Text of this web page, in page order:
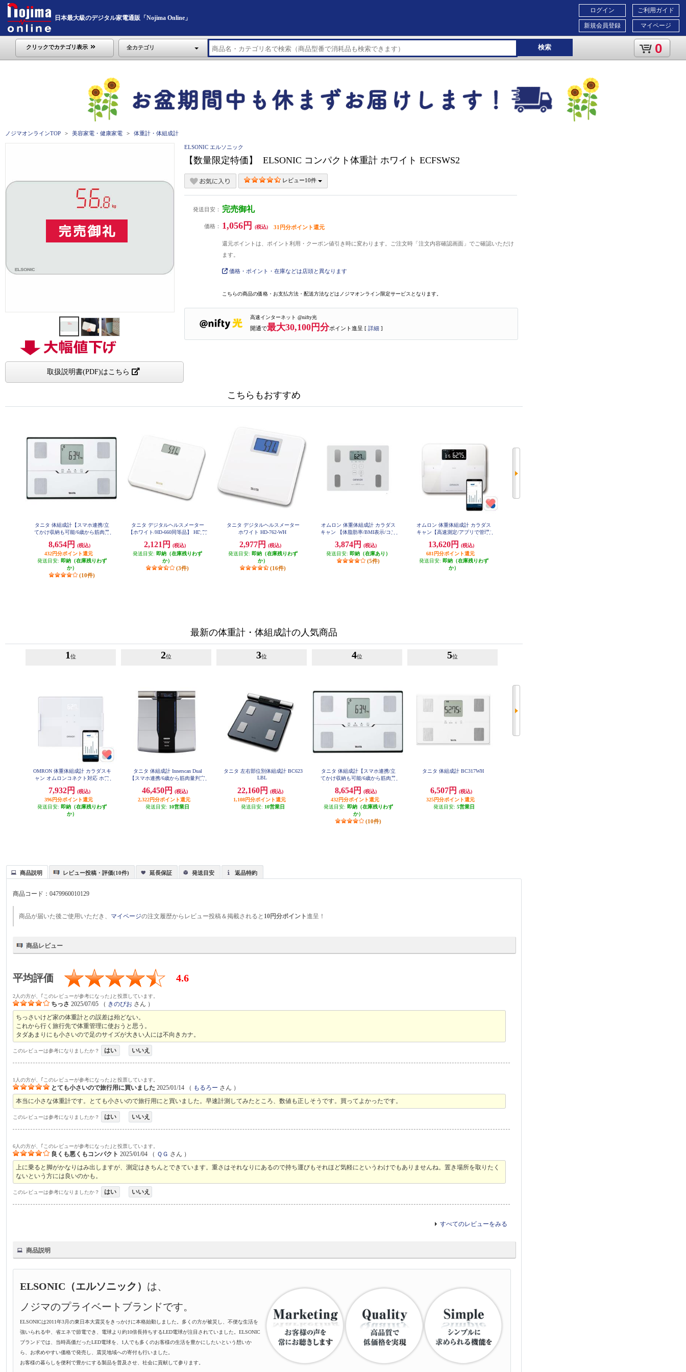
日本最大級のデジタル家電通販「Nojima Online」
ご利用ガイド
マイページ
ログイン
新規会員登録
クリックでカテゴリ表示 全カテゴリ 検索 0
ノジマオンラインTOP 美容家電・健康家電 体重計・体組成計
取扱説明書(PDF)はこちら
ELSONIC エルソニック
【数量限定特価】 ELSONIC コンパクト体重計 ホワイト ECFSWS2
レビュー10件
発送目安： 完売御礼
価格： 1,056円 (税込) 31円分ポイント還元
還元ポイントは、ポイント利用・クーポン値引き時に変わります。ご注文時「注文内容確認画面」でご確認いただけ
ます。
価格・ポイント・在庫などは店頭と異なります
こちらの商品の価格・お支払方法・配送方法などはノジマオンライン限定サービスとなります。
高速インターネット @nifty光
開通で最大30,100円分ポイント進呈 [ 詳細 ]
こちらもおすすめ
タニタ 体組成計【スマホ連携/立
てかけ収納も可能/6歳から筋肉量
位】ホワイト BC-767-WH
8,654円
(税込)
432円分ポイント還元
発送目安: 即納（在庫残りわず
か）
(10件)
タニタ デジタルヘルスメーター
【ホワイト/HD-660同等品】 HD-76
2,121円
(税込)
発送目安: 即納（在庫残りわず
か）
(3件)
タニタ デジタルヘルスメーター
ホワイト HD-762-WH
2,977円
(税込)
発送目安: 即納（在庫残りわず
か）
(16件)
オムロン 体重体組成計 カラダス
キャン 【体脂肪率/BMI表示/コン
3,874円
(税込)
発送目安: 即納（在庫あり）
(5件)
オムロン 体重体組成計 カラダス
キャン【高速測定/アプリで管理/
ワイト】 KRD-608T2-W
13,620円
(税込)
681円分ポイント還元
発送目安: 即納（在庫残りわず
か）
最新の体重計・体組成計の人気商品
1 位
OMRON 体重体組成計 カラダスキ
ャン オムロンコネクト対応 ホワ
7,932円
(税込)
396円分ポイント還元
発送目安: 即納（在庫残りわず
か）
2位
タニタ 体組成計 Innerscan Dual
【スマホ連携/6歳から筋肉量判定
ブラック RD804LBK
46,450円
(税込)
2,322円分ポイント還元
発送目安: 10営業日
3位
タニタ 左右部位別体組成計 BC623
LBL
22,160円
(税込)
1,108円分ポイント還元
発送目安: 10営業日
4位
タニタ 体組成計【スマホ連携/立
てかけ収納も可能/6歳から筋肉量
位】ホワイト BC-767-WH
8,654円
(税込)
432円分ポイント還元
発送目安: 即納（在庫残りわず
か）
(10件)
5位
タニタ 体組成計 BC317WH
6,507円
(税込)
325円分ポイント還元
発送目安: 5営業日
商品説明 レビュー投稿・評価(10件) 延長保証 発送目安 返品特約
商品コード：0479960010129
商品が届いた後ご使用いただき、 マイページの注文履歴からレビュー投稿＆掲載されると 10円分ポイント進呈！
商品レビュー
平均評価 4.6
2人の方が、｢このレビューが参考になった｣と投票しています。
ちっさ 2025/07/05 （ きのぴお さん ）
ちっさいけど家の体重計との誤差は殆どない。
これから行く旅行先で体重管理に使おうと思う。
タダあまりにも小さいので足のサイズが大きい人には不向きカナ。
このレビューは参考になりましたか？ はい いいえ
1人の方が、｢このレビューが参考になった｣と投票しています。
とても小さいので旅行用に買いました 2025/01/14 （ もるろー さん ）
本当に小さな体重計です。とても小さいので旅行用にと買いました。早速計測してみたところ、数値も正しそうです。買ってよかったです。
このレビューは参考になりましたか？ はい いいえ
6人の方が、｢このレビューが参考になった｣と投票しています。
良くも悪くもコンパクト 2025/01/04 （ ＱＧ さん ）
上に乗ると脚がかなりはみ出しますが、測定はきちんとできています。重さはそれなりにあるので持ち運びもそれほど気軽にというわけでもありませんね。置き場所を取りたく
ないという方には良いのかも。
このレビューは参考になりましたか？ はい いいえ
すべてのレビューをみる
商品説明
ELSONIC（エルソニック） は、
ノジマのプライベートブランドです。
ELSONICは2011年3月の東日本大震災をきっかけに本格始動しました。多くの方が被災し、不便な生活を
強いられる中、省エネで節電でき、電球より約10倍長持ちするLED電球が注目されていました。ELSONIC
ブランドでは、当時高価だったLED電球を、1人でも多くのお客様の生活を豊かにしたいという想いか
ら、お求めやすい価格で発売し、震災地域への寄付も行いました。
お客様の暮らしを便利で豊かにする製品を普及させ、社会に貢献して参ります。